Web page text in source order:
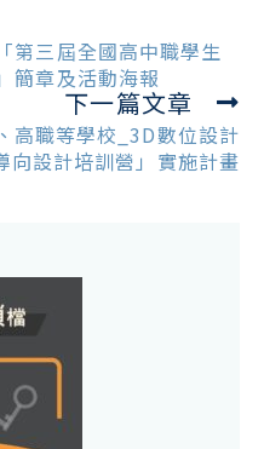
第三屆全國高中職學生
簡章及活動海報
下一篇文章
高職等學校_3D數位設計
向設計培訓營」實施計畫